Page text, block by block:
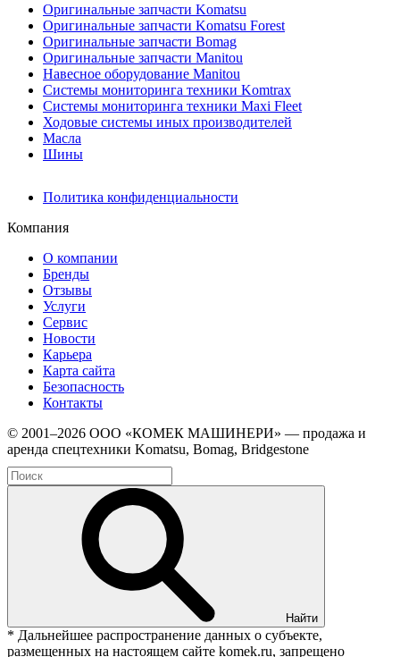
Оригинальные запчасти Komatsu
Оригинальные запчасти Komatsu Forest
Оригинальные запчасти Bomag
Оригинальные запчасти Manitou
Навесное оборудование Manitou
Системы мониторинга техники Komtrax
Системы мониторинга техники Maxi Fleet
Ходовые системы иных производителей
Масла
Шины
Политика конфиденциальности
Компания
О компании
Бренды
Отзывы
Услуги
Сервис
Новости
Карьера
Карта сайта
Безопасность
Контакты
© 2001–2026 ООО «КОМЕК МАШИНЕРИ» — продажа и
аренда спецтехники Komatsu, Bomag, Bridgestone
Найти
* Дальнейшее распространение данных о субъекте,
размещенных на настоящем сайте komek.ru, запрещено